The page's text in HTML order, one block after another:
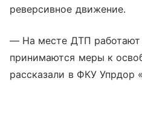
реверсивное движение.
— На месте ДТП работают
принимаются меры к
рассказали в ФКУ Упрдор